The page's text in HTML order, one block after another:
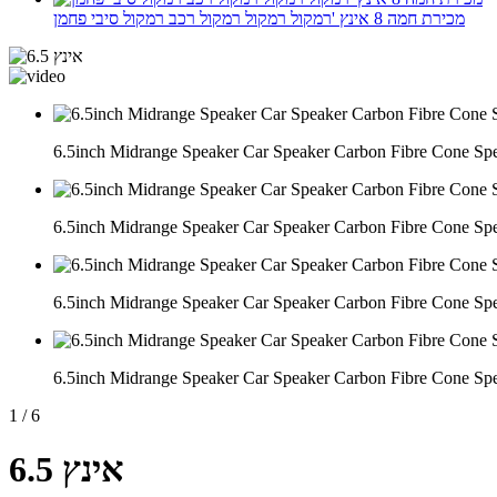
מכירת חמה 8 אינץ 'רמקול רמקול רמקול רכב רמקול סיבי פחמן
6.5inch Midrange Speaker Car Speaker Carbon Fibre Cone
6.5inch Midrange Speaker Car Speaker Carbon Fibre Cone
6.5inch Midrange Speaker Car Speaker Carbon Fibre Cone
6.5inch Midrange Speaker Car Speaker Carbon Fibre Cone
1 / 6
6.5 אינץ